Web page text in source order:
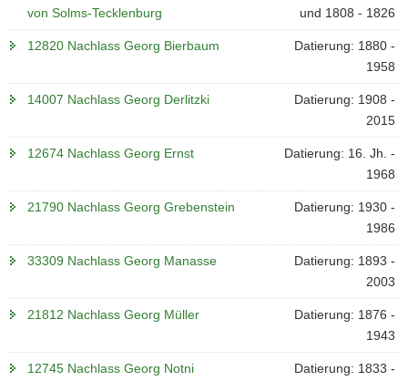
von Solms-Tecklenburg
und 1808 - 1826
12820 Nachlass Georg Bierbaum
Datierung: 1880 -
1958
14007 Nachlass Georg Derlitzki
Datierung: 1908 -
2015
12674 Nachlass Georg Ernst
Datierung: 16. Jh. -
1968
21790 Nachlass Georg Grebenstein
Datierung: 1930 -
1986
33309 Nachlass Georg Manasse
Datierung: 1893 -
2003
21812 Nachlass Georg Müller
Datierung: 1876 -
1943
12745 Nachlass Georg Notni
Datierung: 1833 -